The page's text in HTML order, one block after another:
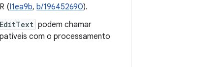
(I1ea9b, b/196452690).
EditText podem chamar
com o processamento